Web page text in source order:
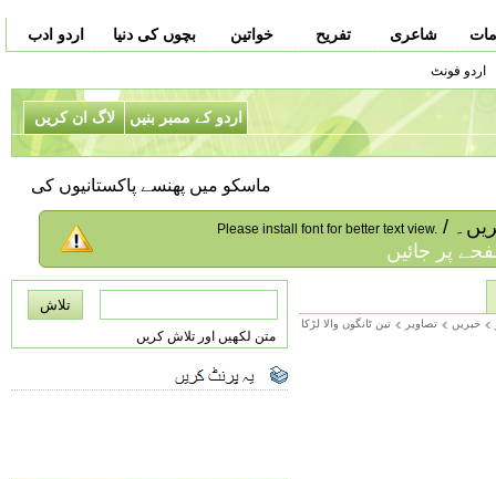
شاعری تفریح خواتین بچوں کی دنیا اردو ادب
اردو فونٹ
اردو کے ممبر بنیں لاگ ان کریں
ماسکو میں پھنسے پاکستانیوں کی
Please install font for better text view.
پر جائیں
خبریں تصاویر تین ٹانگوں والا لڑکا
متن لکھیں اور تلاش کریں